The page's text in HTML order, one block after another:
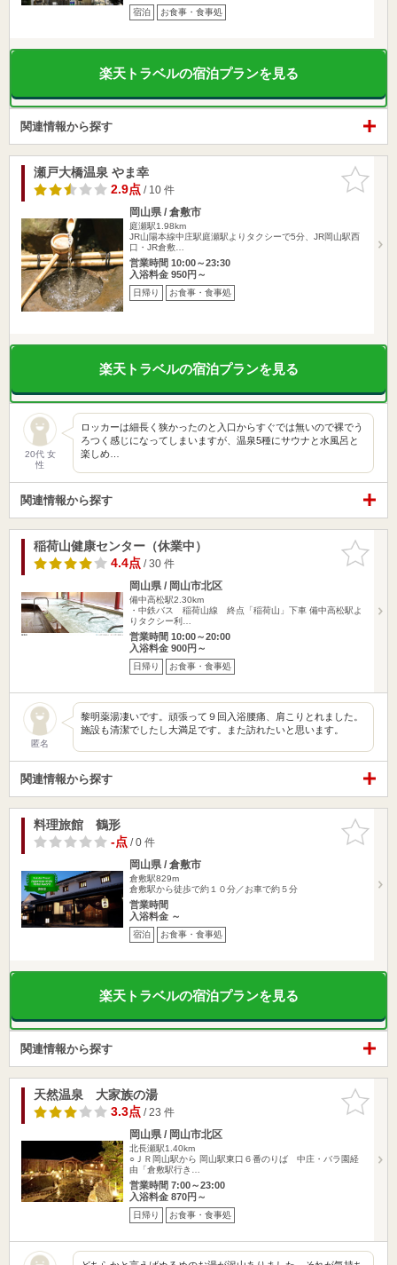
宿泊 お食事・食事処
楽天トラベルの宿泊プランを見る
関連情報から探す
お気に入
りに追加
瀬戸大橋温泉 やま幸
2.9点/ 10 件
岡山県 / 倉敷市
庭瀬駅1.98km
JR山陽本線中庄駅庭瀬駅よりタクシーで5分、JR岡山駅西
口・JR倉敷…
営業時間 10:00～23:30
入浴料金 950円～
日帰り お食事・食事処
楽天トラベルの宿泊プランを見る
20代 女
性
ロッカーは細長く狭かったのと入口からすぐでは無いので裸でう
ろつく感じになってしまいますが、温泉5種にサウナと水風呂と
楽しめ…
関連情報から探す
お気に入
りに追加
稲荷山健康センター（休業中）
4.4点/ 30 件
岡山県 / 岡山市北区
備中高松駅2.30km
・中鉄バス 稲荷山線 終点「稲荷山」下車 備中高松駅よ
りタクシー利…
営業時間 10:00～20:00
入浴料金 900円～
日帰り お食事・食事処
匿名
黎明薬湯凄いです。頑張って９回入浴腰痛、肩こりとれました。
施設も清潔でしたし大満足です。また訪れたいと思います。
関連情報から探す
お気に入
りに追加
料理旅館 鶴形
-点/ 0 件
岡山県 / 倉敷市
倉敷駅829m
倉敷駅から徒歩で約１０分／お車で約５分
営業時間
入浴料金 ～
宿泊 お食事・食事処
楽天トラベルの宿泊プランを見る
関連情報から探す
お気に入
りに追加
天然温泉 大家族の湯
3.3点/ 23 件
岡山県 / 岡山市北区
北長瀬駅1.40km
○ＪＲ岡山駅から 岡山駅東口６番のりば 中庄・バラ園経
由「倉敷駅行き…
営業時間 7:00～23:00
入浴料金 870円～
日帰り お食事・食事処